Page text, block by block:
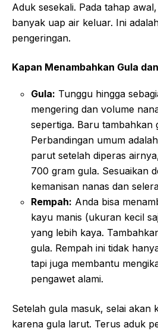
Aduk sesekali. Pada tahap
banyak uap air keluar. Ini
pengeringan.
Kapan Menambahkan Gula
Gula: Tunggu hingga
mengering dan volume
sepertiga. Baru tambahkan
Perbandingan umum
parut setelah diperas
700 gram gula. Sesuaikan
kemanisan nanas dan
Rempah: Anda bisa
kayu manis (ukuran kecil
yang lebih kaya.
gula. Rempah ini tidak
tapi juga membantu
pengawet alami.
Setelah gula masuk, selai akan
karena gula larut. Terus aduk